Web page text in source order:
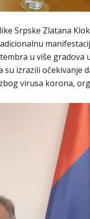
Srpske Zlatana
u više gradova
izrazili očekivanje
virusa korona,